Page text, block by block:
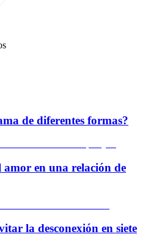
de diferentes formas?
amor en una relación de
la desconexión en siete